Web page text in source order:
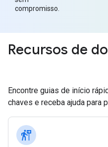
compromisso.
Recursos de
Encontre guias de início
chaves e receba ajuda para
follow_the_signs